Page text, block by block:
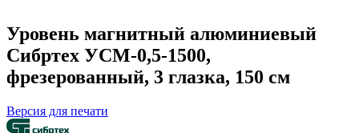
Уровень магнитный алюминиевый
Сибртех УСМ-0,5-1500,
фрезерованный, 3 глазка, 150 см
Версия для печати